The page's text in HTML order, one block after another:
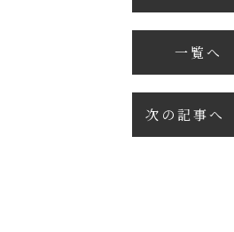
一覧へ
次の記事へ